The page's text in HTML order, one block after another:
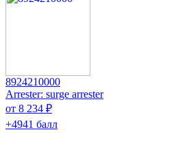
8924210000
Arrester: surge arrester
от 8 234 ₽
+4941 балл